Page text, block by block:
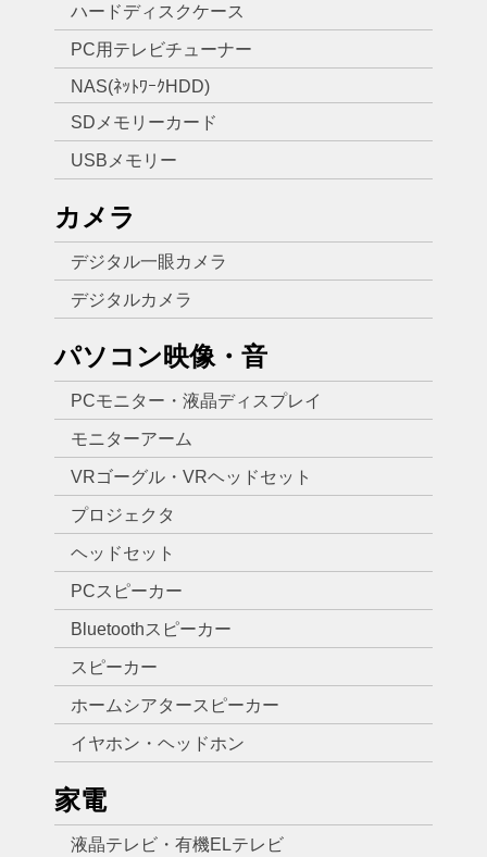
ハードディスクケース
PC用テレビチューナー
NAS(ﾈｯﾄﾜｰｸHDD)
SDメモリーカード
USBメモリー
カメラ
デジタル一眼カメラ
デジタルカメラ
パソコン映像・音
PCモニター・液晶ディスプレイ
モニターアーム
VRゴーグル・VRヘッドセット
プロジェクタ
ヘッドセット
PCスピーカー
Bluetoothスピーカー
スピーカー
ホームシアタースピーカー
イヤホン・ヘッドホン
家電
液晶テレビ・有機ELテレビ